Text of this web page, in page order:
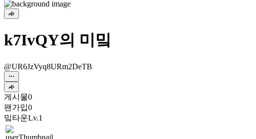
k7IvQY의 미밐
@UR6JzVyq8URm2DeTB
게시물0
팬가입0
밐타운Lv.1